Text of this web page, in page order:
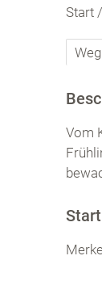
Start
Vom